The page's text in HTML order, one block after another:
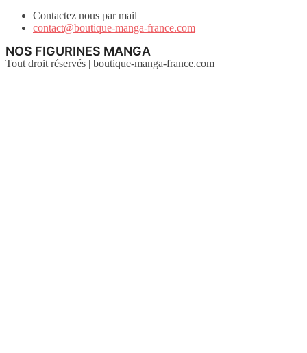
Contactez nous par mail
contact@boutique-manga-france.com
NOS FIGURINES MANGA
Tout droit réservés | boutique-manga-france.com